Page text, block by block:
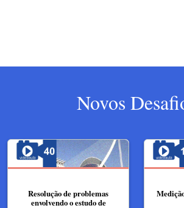
Novos
Resolução de problemas
envolvendo o estudo de